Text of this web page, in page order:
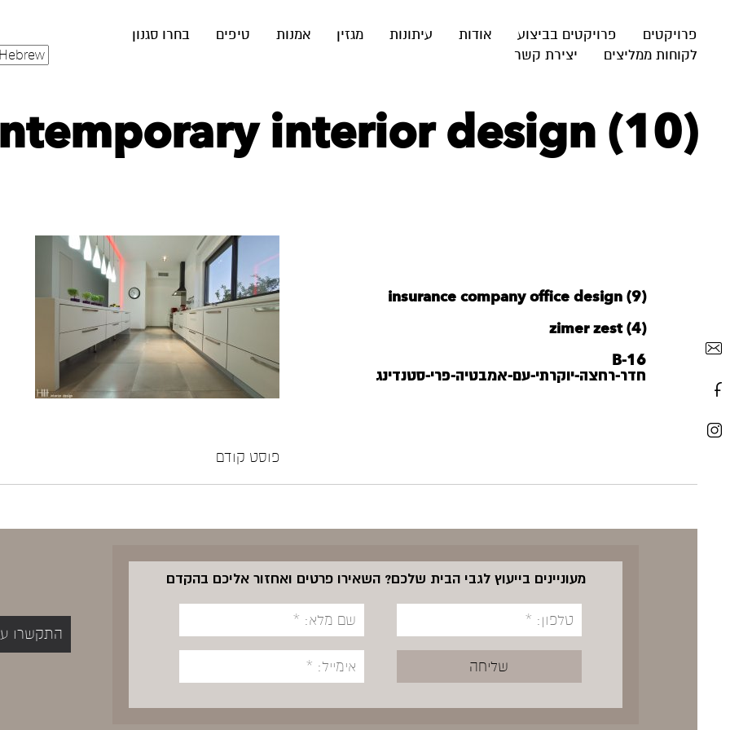
פרויקטים פרויקטים בביצוע אודות עיתונות מגזין אמנות טיפים
בחרו סגנון
לקוחות ממליצים
יצירת קשר
interior design (10)
insurance company office design (9)
zimer zest (4)
B-16
חדר-רחצה-יוקרתי-עם-אמבטיה-פרי-סטנדינג
פוסט קודם
מעוניינים בייעוץ לגבי הבית שלכם? השאירו פרטים ואחזור אליכם בהקדם
התקשרו עכשיו